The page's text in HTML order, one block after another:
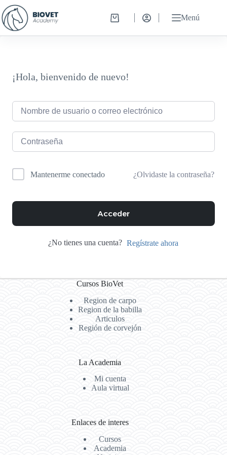
Saltar
al
contenido
Carro
Menú
¡Hola, bienvenido de nuevo!
Mantenerme conectado ¿Olvidaste la contraseña?
Acceder
¿No tienes una cuenta? Regístrate ahora
Cursos BioVet
Region de carpo
Region de la babilla
Articulos
Región de corvejón
La Academia
Mi cuenta
Aula virtual
Enlaces de interes
Cursos
Academia